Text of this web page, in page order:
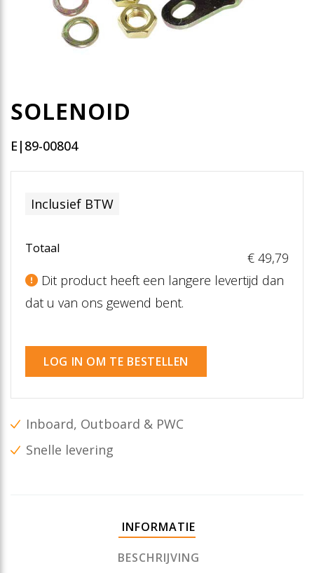
SOLENOID
E|89-00804
Inclusief BTW
Totaal
€ 49,79
Dit product heeft een langere levertijd dan
dat u van ons gewend bent.
LOG IN OM TE BESTELLEN
Inboard, Outboard & PWC
Snelle levering
INFORMATIE
BESCHRIJVING